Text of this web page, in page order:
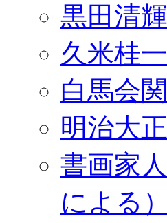
黒田清
久米桂
白馬会
明治大
書画家
による）